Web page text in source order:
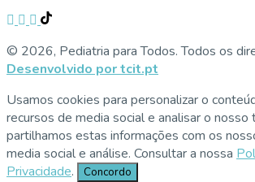
© 2026, Pediatria para Todos. Todos os
Desenvolvido por tcit.pt
Usamos cookies para personalizar o
recursos de media social e analisar o nosso
partilhamos estas informações com os
media social e análise. Consultar a nossa
Privacidade. Concordo